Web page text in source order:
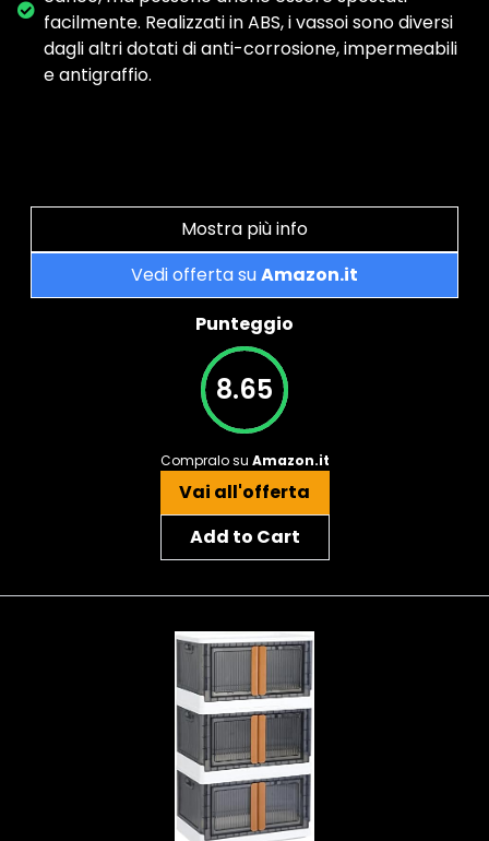
facilmente. Realizzati in ABS, i vassoi sono diversi
dagli altri dotati di anti-corrosione, impermeabili
e antigraffio.
Mostra più info
Vedi offerta suAmazon.it
Punteggio
8.65
Compralo su Amazon.it
Vai all'offerta
Add to Cart